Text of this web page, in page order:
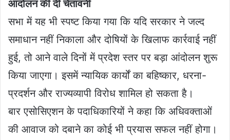
आंदोलन की दी चेतावनी
सभा में यह भी स्पष्ट किया गया कि यदि सरकार ने जल्द
समाधान नहीं निकाला और दोषियों के खिलाफ कार्रवाई नहीं
हुई, तो आने वाले दिनों में प्रदेश स्तर पर बड़ा आंदोलन शुरू
किया जाएगा। इसमें न्यायिक कार्यों का बहिष्कार, धरना-
प्रदर्शन और राज्यव्यापी विरोध शामिल हो सकता है।
बार एसोसिएशन के पदाधिकारियों ने कहा कि अधिवक्ताओं
की आवाज को दबाने का कोई भी प्रयास सफल नहीं होगा।